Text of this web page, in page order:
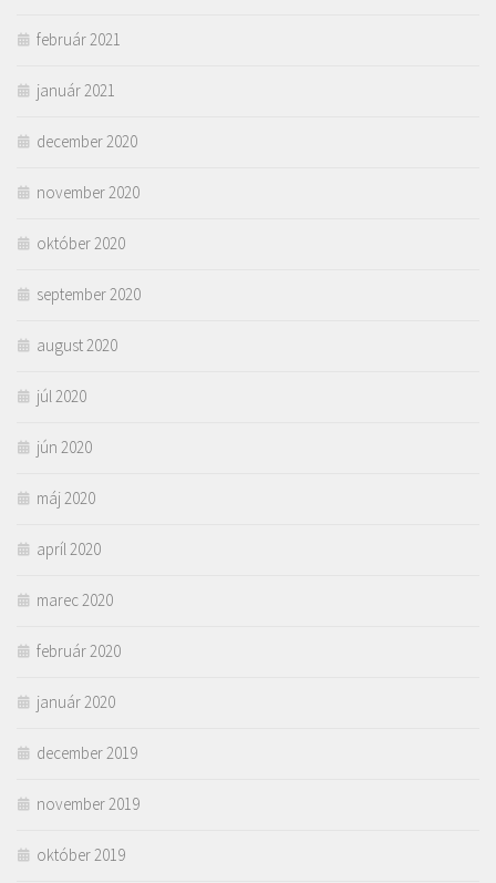
február 2021
január 2021
december 2020
november 2020
október 2020
september 2020
august 2020
júl 2020
jún 2020
máj 2020
apríl 2020
marec 2020
február 2020
január 2020
december 2019
november 2019
október 2019